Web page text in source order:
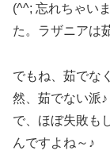
(^^; 忘れちゃい
た。ラザニアは
でもね、茹でな
然、茹でない派
で、ほぼ失敗も
んですよね～♪